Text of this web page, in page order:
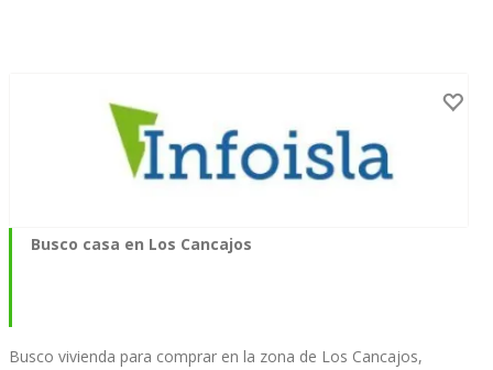
Busco casa en Los Cancajos
Busco vivienda para comprar en la zona de Los Cancajos,